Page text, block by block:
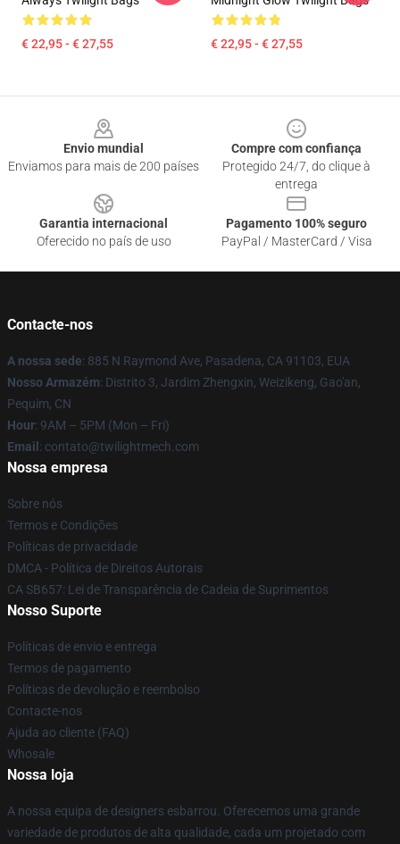
€ 22,95 - € 27,55 € 22,95 - € 27,55
Envio mundial
Enviamos para mais de 200 países
Compre com confiança
Protegido 24/7, do clique à
entrega
Garantia internacional
Oferecido no país de uso
Pagamento 100% seguro
PayPal / MasterCard / Visa
Contacte-nos
A nossa sede: 885 N Raymond Ave, Pasadena, CA 91103, EUA
Nosso Armazém: Distrito 3, Jardim Zhengxin, Weizikeng, Gao'an,
Pequim, CN
Hour: 9AM – 5PM (Mon – Fri)
Email : contato@twilightmech.com
Nossa empresa
Sobre nós
Termos e Condições
Políticas de privacidade
DMCA - Política de Direitos Autorais
CA SB657: Lei de Transparência de Cadeia de Suprimentos
Nosso Suporte
Políticas de envio e entrega
Termos de pagamento
Políticas de devolução e reembolso
Contacte-nos
Ajuda ao cliente (FAQ)
Whosale
Nossa loja
A nossa equipa de designers esbarrou. Oferecemos uma grande
variedade de produtos de alta qualidade, cada um projetado com